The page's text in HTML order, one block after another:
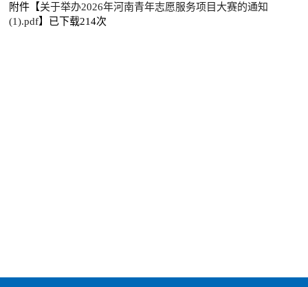
附件【关于举办2026年河南青年志愿服务项目大赛的通知
(1).pdf】已下载214次